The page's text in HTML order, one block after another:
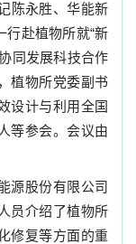
陈永胜、华能新
行赴植物所就“新
同发展科技合作
植物所党委副书
设计与利用全国
等参会。会议由
源股份有限公司
员介绍了植物所
修复等方面的重